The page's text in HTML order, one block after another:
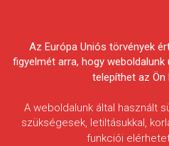
Egyesületek
Az Európa Uniós törvények
figyelmét arra, hogy
telepíthet az Ön
A weboldalunk által használt
szükségesek, letiltásukkal,
funkciói